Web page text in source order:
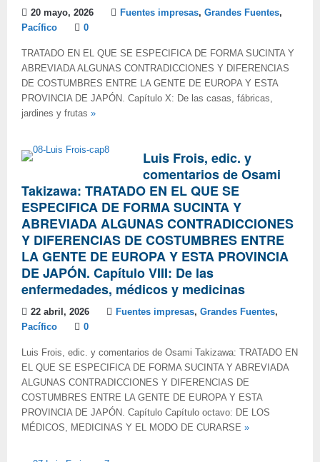
20 mayo, 2026 Fuentes impresas, Grandes Fuentes,
Pacífico
0
TRATADO EN EL QUE SE ESPECIFICA DE FORMA SUCINTA Y
ABREVIADA ALGUNAS CONTRADICCIONES Y DIFERENCIAS
DE COSTUMBRES ENTRE LA GENTE DE EUROPA Y ESTA
PROVINCIA DE JAPÓN. Capítulo X: De las casas, fábricas,
jardines y frutas »
Luis Frois, edic. y
comentarios de Osami
Takizawa: TRATADO EN EL QUE SE
ESPECIFICA DE FORMA SUCINTA Y
ABREVIADA ALGUNAS CONTRADICCIONES
Y DIFERENCIAS DE COSTUMBRES ENTRE
LA GENTE DE EUROPA Y ESTA PROVINCIA
DE JAPÓN. Capítulo VIII: De las
enfermedades, médicos y medicinas
22 abril, 2026 Fuentes impresas, Grandes Fuentes,
Pacífico
0
Luis Frois, edic. y comentarios de Osami Takizawa: TRATADO EN
EL QUE SE ESPECIFICA DE FORMA SUCINTA Y ABREVIADA
ALGUNAS CONTRADICCIONES Y DIFERENCIAS DE
COSTUMBRES ENTRE LA GENTE DE EUROPA Y ESTA
PROVINCIA DE JAPÓN. Capítulo Capítulo octavo: DE LOS
MÉDICOS, MEDICINAS Y EL MODO DE CURARSE »